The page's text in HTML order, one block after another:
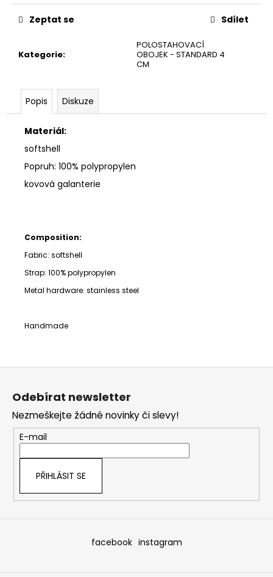
Kategorie:
POLOSTAHOVACÍ
OBOJEK - STANDARD 4
CM
Zeptat se Sdílet
Popis Diskuze
Materiál:
softshell
Popruh: 100% polypropylen
kovová galanterie
Composition:
Fabric: softshell
Strap: 100% polypropylen
Metal hardware: stainless steel
Handmade
Odebírat newsletter
Nezmeškejte žádné novinky či slevy!
E-mail
PŘIHLÁSIT SE
facebook instagram